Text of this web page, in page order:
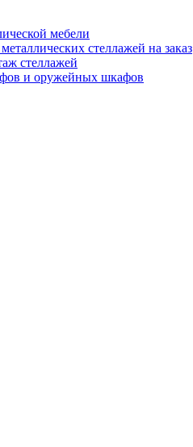
мебели
стеллажей на заказ
стеллажей
и оружейных шкафов